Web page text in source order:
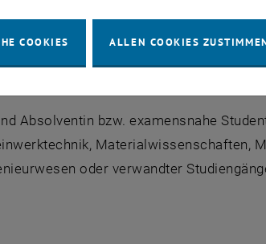
Absolventin bzw. examensnahe
Materialwissenschaften,
oder verwandter
COOKIES ALLEN COOKIES